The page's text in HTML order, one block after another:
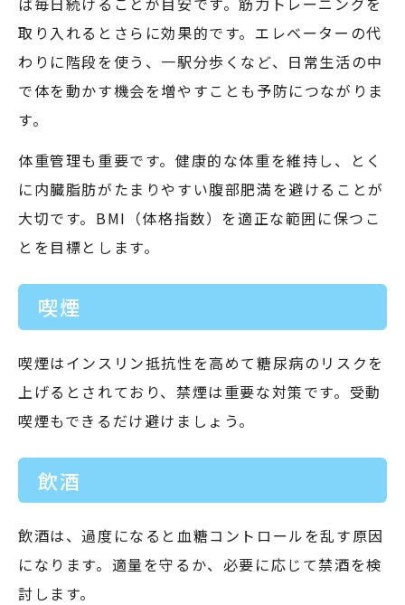
取り入れるとさらに効果的です。エレベーターの代
わりに階段を使う、一駅分歩くなど、日常生活の中
で体を動かす機会を増やすことも予防につながりま
す。
体重管理も重要です。健康的な体重を維持し、とく
に内臓脂肪がたまりやすい腹部肥満を避けることが
大切です。BMI（体格指数）を適正な範囲に保つこ
とを目標とします。
喫煙
喫煙はインスリン抵抗性を高めて糖尿病のリスクを
上げるとされており、禁煙は重要な対策です。受動
喫煙もできるだけ避けましょう。
飲酒
飲酒は、過度になると血糖コントロールを乱す原因
になります。適量を守るか、必要に応じて禁酒を検
討します。